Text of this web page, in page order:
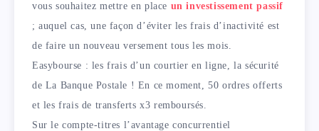
vous souhaitez mettre en place un investissement passif
; auquel cas, une façon d’éviter les frais d’inactivité est
de faire un nouveau versement tous les mois.
Easybourse : les frais d’un courtier en ligne, la sécurité
de La Banque Postale ! En ce moment, 50 ordres offerts
et les frais de transferts x3 remboursés.
Sur le compte-titres l’avantage concurrentiel